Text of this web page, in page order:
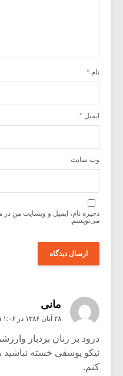
نام *
ایمیل *
وب‌ سایت
ذخیره نام، ایمیل و وبسایت من در
می‌نویسم.
مانی
۲۸ آبان ۱۳۸۶ در ۱:۰۶ ق٫ظ
درود بر زنان بردبار
نیکو یوسفی خسته
کنم.